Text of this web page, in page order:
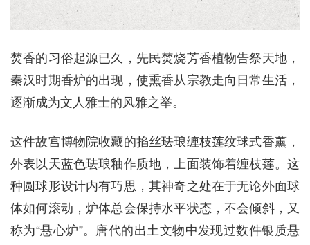
焚香的习俗起源已久，先民焚烧芳香植物告祭天地，
秦汉时期香炉的出现，使熏香从宗教走向日常生活，
逐渐成为文人雅士的风雅之举。
这件故宫博物院收藏的掐丝珐琅缠枝莲纹球式香薰，
外表以天蓝色珐琅釉作质地，上面装饰着缠枝莲。这
种圆球形设计内有巧思，其神奇之处在于无论外面球
体如何滚动，炉体总会保持水平状态，不会倾斜，又
称为“悬心炉”。唐代的出土文物中发现过数件银质悬